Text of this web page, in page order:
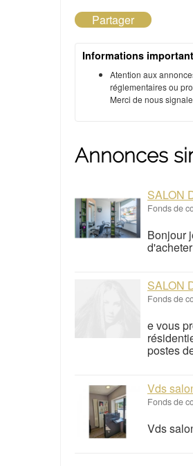
Partager
Informations
Atention aux
réglementaires ou
Merci de nous
Annonces
SALON
Fonds de
Bonjour
SALON
Fonds de
e vous
postes
Vds
Fonds de
Vds